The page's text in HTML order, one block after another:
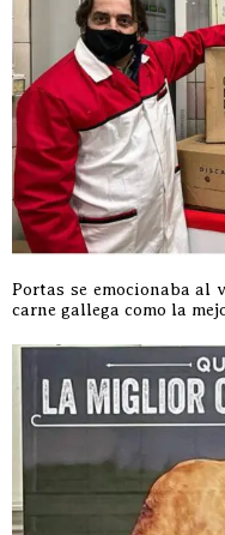
Portas se emocionaba al
carne gallega como la